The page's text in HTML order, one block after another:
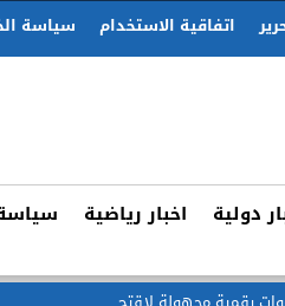
اتفاقية الاستخدام سياسة
دولية اخبار رياضية